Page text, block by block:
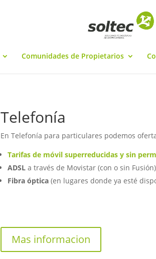
Comunidades de Propietarios
Telefonía
En Telefonía para particulares podemos
Tarifas de móvil superreducidas y sin
ADSL a través de Movistar (con o sin
Fibra óptica (en lugares donde ya esté
Mas informacion